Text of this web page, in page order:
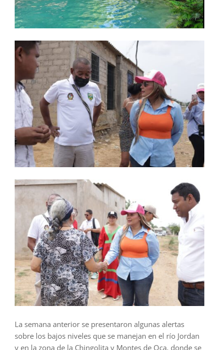
La semana anterior se presentaron algunas alertas
sobre los bajos niveles que se manejan en el río Jordan
y en la zona de la Chingolita y Montes de Oca, donde se